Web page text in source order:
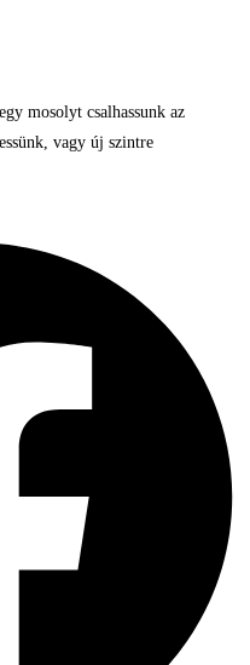
mosolyt csalhassunk az
vagy új szintre